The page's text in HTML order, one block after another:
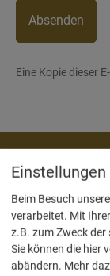
Absenden
Eine Kopie dieser
Beim Besuch
verarbeitet. Mit
z.B. zum Zweck
Sie können die hier
abändern. Mehr